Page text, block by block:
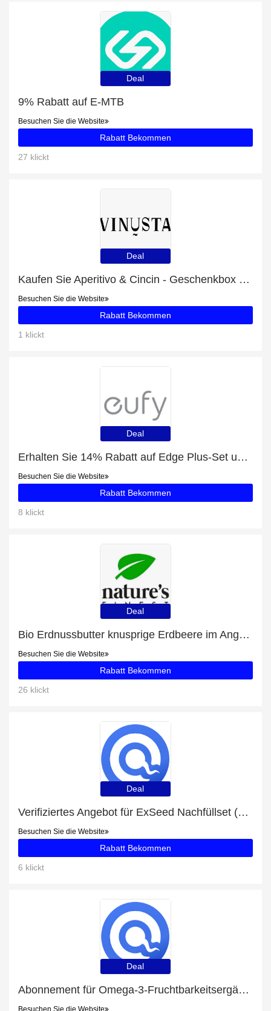
Deal
9% Rabatt auf E-MTB
Besuchen Sie die Website
Rabatt Bekommen
27 klickt
Deal
Kaufen Sie Aperitivo & Cincin - Geschenkbox und erhalten Sie 14% Rabatt
Besuchen Sie die Website
Rabatt Bekommen
1 klickt
Deal
Erhalten Sie 14% Rabatt auf Edge Plus-Set und mehr
Besuchen Sie die Website
Rabatt Bekommen
8 klickt
Deal
Bio Erdnussbutter knusprige Erdbeere im Angebot
Besuchen Sie die Website
Rabatt Bekommen
26 klickt
Deal
Verifiziertes Angebot für ExSeed Nachfüllset (5 Tests): 10% Rabatt
Besuchen Sie die Website
Rabatt Bekommen
6 klickt
Deal
Abonnement für Omega-3-Fruchtbarkeitsergänzungen für Männer mit 18% Rabatt
Besuchen Sie die Website